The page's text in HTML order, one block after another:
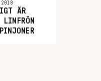
2018
ÄR
LINFRÖN